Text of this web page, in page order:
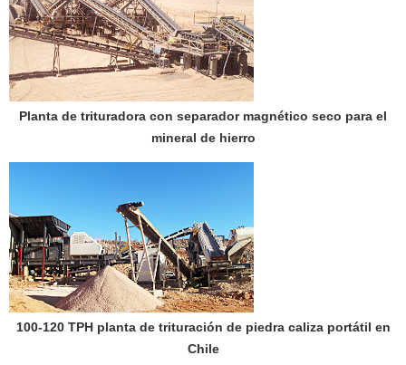
Planta de trituradora con separador magnético seco para el
mineral de hierro
100-120 TPH planta de trituración de piedra caliza portátil en
Chile